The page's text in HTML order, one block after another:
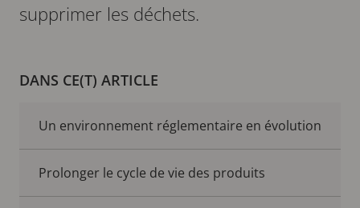
supprimer les déchets.
DANS CE(T) ARTICLE
Un environnement réglementaire en évolution
Prolonger le cycle de vie des produits